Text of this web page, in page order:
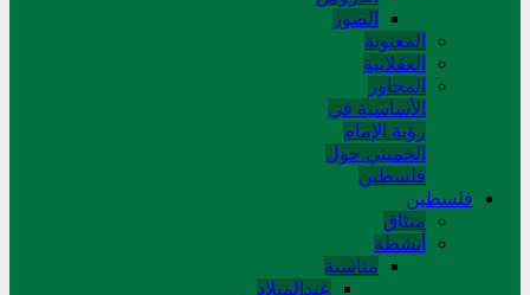
الصور
المعنوية
العقلانية
المحاور
الأساسیة في
رؤیة الإمام
الخمیني حول
فلسطین
فلسطین
میثاق
أنشطة
مناسبة
عیدالمیلاد